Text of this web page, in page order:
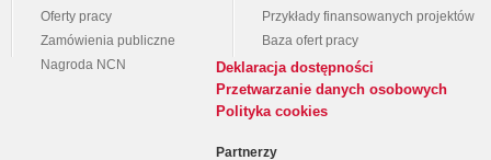
Oferty pracy
Zamówienia publiczne
Nagroda NCN
Przykłady finansowanych projektów
Baza ofert pracy
Deklaracja dostępności
Przetwarzanie danych osobowych
Polityka cookies
Partnerzy